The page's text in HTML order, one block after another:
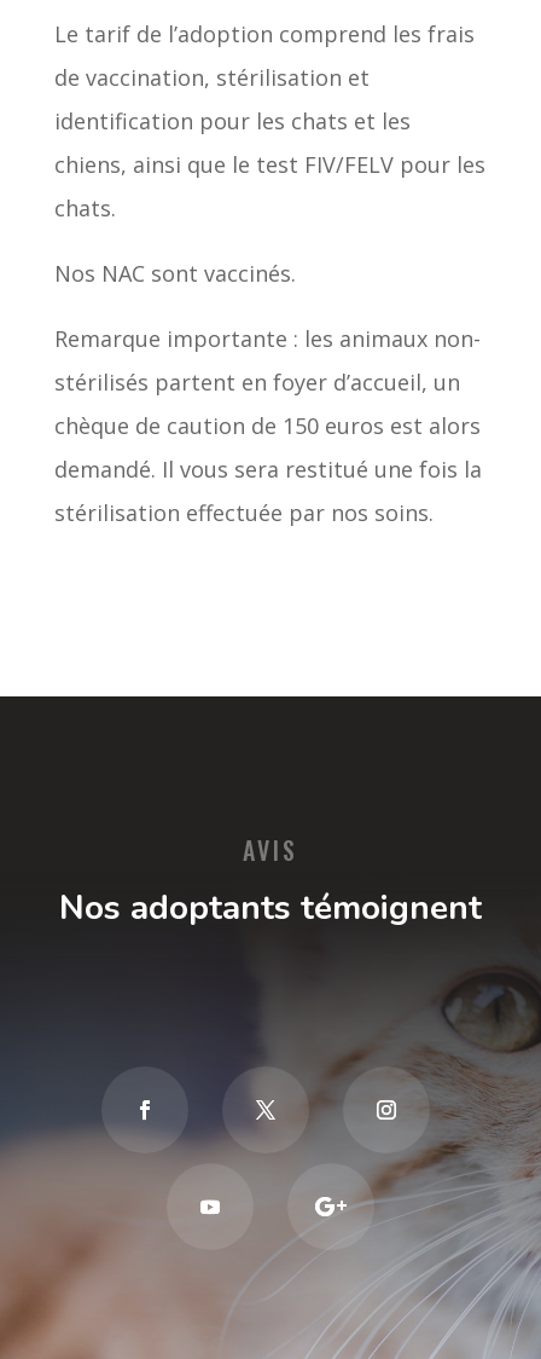
Le tarif de l’adoption comprend les frais
de vaccination, stérilisation et
identification pour les chats et les
chiens, ainsi que le test FIV/FELV pour les
chats.
Nos NAC sont vaccinés.
Remarque importante : les animaux non-
stérilisés partent en foyer d’accueil, un
chèque de caution de 150 euros est alors
demandé. Il vous sera restitué une fois la
stérilisation effectuée par nos soins.
AVIS
Nos adoptants témoignent